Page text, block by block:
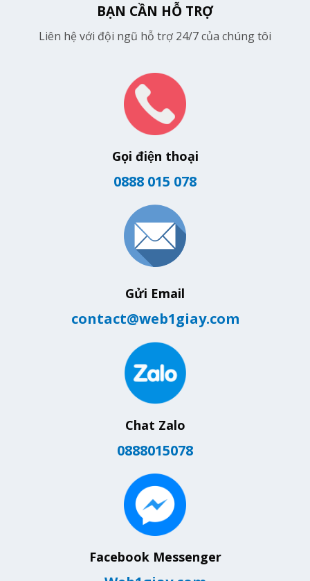
BẠN CẦN HỖ TRỢ
Liên hệ với đội ngũ hỗ trợ 24/7 của chúng tôi
Gọi điện thoại
0888 015 078
Gửi Email
contact@web1giay.com
Chat Zalo
0888015078
Facebook Messenger